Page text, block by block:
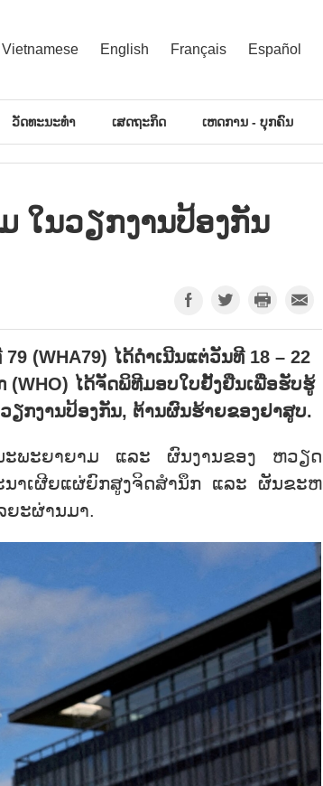
Vietnamese English Français Español
ວັດທະນະທຳ ເສດຖະກິດ ເຫດການ - ບຸກຄົນ
ໃນ​ວຽກ​ງານ​ປ້ອງ​ກັນ​
(WHA79) ໄດ້​ດຳ​ເນີນ​ແຕ່​ວັນ​ທີ 18 – 22
(WHO) ໄດ້​ຈັດ​ພິ​ທີ​ມອບ​ໃບ​ຢັ້ງ​ຢືນ​ເພື່ອ​ຮັບ​ຮູ້​
ກ​ງານ​ປ້ອງ​ກັນ, ຕ້ານ​ຜົນ​ຮ້າຍ​ຂອງ​ຢາ​ສູບ.
ນະ​ພະ​ຍາຍ​າມ​ ແລະ ຜົນ​ງານ​ຂອງ ຫວຽດ​
ນາ​ເຜີຍ​ແຜ່​ຍົກ​ສູງ​ຈິດ​ສຳ​​ນຶກ​ ແລະ ຜັນ​ຂະ​ຫ
ຍະ​ຜ່ານ​ມາ.